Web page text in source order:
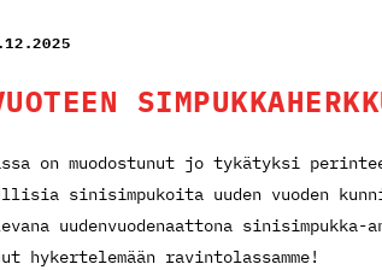
on muodostunut jo tykätyksi
sinisimpukoita uuden vuoden
uudenvuodenaattona sinisimpukka-
hykertelemään ravintolassamme!